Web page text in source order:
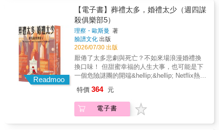
評★★★★★♥ 「薇拉是我這幾年來遇過最棒
的小說主角。她強悍、善良、愛管閒事又聰明
絕頂！」♥ 「讀起來像是一部電影！角色鮮活
到讓我想立刻飛去舊金山，到『世界聞名茶
館』喝杯薇拉泡的茶，順便請她為我煮頓
飯。」♥ 「驚豔！我很愛上一本，這本續作更
讓我著迷。書中的機智幽默與薇拉令人噴飯的
辦案方式，讓我笑得合不攏嘴。」♥ 「非常輕
鬆愉快、讀來毫無壓力。作者巧妙銜接了前作
角色，即使沒讀過系列前作也能無縫接軌，直
風趣、古怪、善良又精明，陳梅玲完全沒讓人
失望！」
盛世的出版傳奇，攻占全球暢銷書榜超過十
年，銷量破億！ 在瑞典，平均每3人就擁有
1本《龍紋身的女孩》 在丹麥，這套小說銷
售程度僅次於《聖經》 在美國，這是史無
前例空降紐約時報、亞馬遜暢銷書榜的北歐小
說 在台灣，同時攻占***、金石堂、**排行
榜冠軍★各界讚嘆好評★ 我像個孩子般帶著幸
福與激動的心情讀完千禧三部曲，真是太棒
了！這套書默默安慰了我們：或許在這個不完
美的世界裡，並非所有珍貴的價值都流失了。
歐．巴爾加斯．尤薩（諾貝爾文學獎得主） 我
承認我的心情很複雜，既興奮又悲傷，因為我
知道這將是最後一次感受到這種興奮的心
「千禧三部曲」之前，你絕不知道小說可以寫
成這樣☆創造閱讀盛世的出版傳奇，攻占全球
暢銷書榜超過十年，銷量破億！ 在瑞典，
平均每3人就擁有1本《龍紋身的女孩》 在
丹麥，這套小說銷售程度僅次於《聖經》
在美國，這是史無前例空降紐約時報、亞馬遜
暢銷書榜的北歐小說 在台灣，同時攻占
***、金石堂、**排行榜冠軍★☆ 「千禧三部
曲」獲獎紀錄 ☆★兩度奪下兩屆北歐最佳犯罪
小說「玻璃鑰匙獎」美國安東尼大獎最佳首作
年度選書之冠瑞典最佳犯罪小說獎 全瑞典讀書
俱樂部會員票選年度大書《紐約時報》年度百
大選書歐洲七大國家成人小說年度暢銷總冠軍
愚蠢錯誤背鍋，不輕易拿別人的罪行來審判自
己。若男人憎恨我，我必還以等量齊觀的反
擊，而非因此憎恨自己。這樣的筆法，無論是
閱讀的分秒，或日後念及這些情節，都一再為
我注入多巴胺，為我保存在現實世界中持續前
行的意志跟勇氣。──摘自吳曉樂導讀☆☆她是
合法獵物：破舊皮衣、眉穿環、身刺青、毫無
社會地位。因此她的選擇一如既往──自己的問
題自己解決！八十二歲的瑞典產業鉅子范耶爾
壓花，卻令他情緒潰堤地哭了起來…… 四十
三歲的《千禧年》雜誌發行人布隆維斯特，一
向以揭發企業醜聞為職志，這次卻栽在一個穿
Armani西裝的卑鄙股市投機客手上，面臨牢獄
了任何跡象。儘管警方展開了調查，媒體也持
續關注，卻從未有任何嫌疑人被起訴。如今，
致力於調查或許還能破解懸案的串流影集《惡
名昭彰》。在多年後，與一群專家重新審視證
據，調查此案。這支團隊是否知道比他們所透
露的更多內情？真實犯罪愛好者與精明的讀者
們，你們可以與專家同步檢視證據與證詞。但
你們能否在他們之前破解此案？本書以真實記
錄片的劇本形式撰寫，讓讀者在閱讀的同時，
不斷推敲線索、檢視照片、地圖、驗屍報告以
Readmoo
【電子書】葬禮太多，婚禮太少（週四謀
殺俱樂部5）
理察・歐斯曼 著
臉譜文化 出版
2026/07/30 出版
厭倦了太多悲劇與死亡？不如來場浪漫婚禮換
換口味！ 但甜蜜幸福的人生大事，也可能是下
一個危險謎團的開端&hellip;&hellip; Netflix熱門
謀殺俱樂部》全新續篇 ★英國圖書獎年度最佳
犯罪小說決選入圍 ★Goodreads年度讀者票選
獎最佳犯罪推理小說決選入圍 ★美國亞馬遜網
特價 364 元
電子書